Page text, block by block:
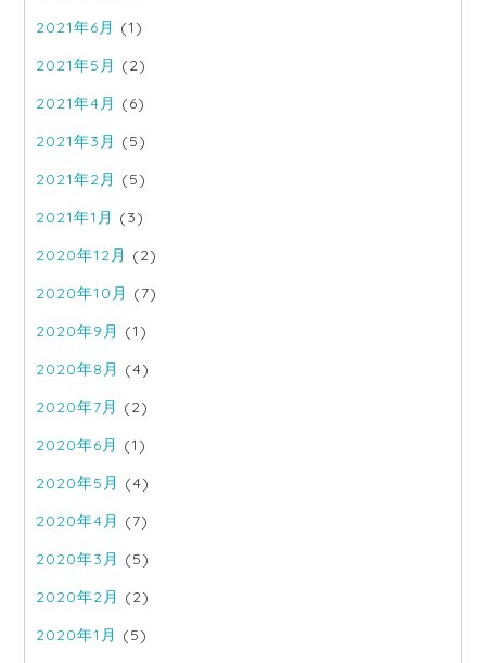
2021年6月 (1)
2021年5月 (2)
2021年4月 (6)
2021年3月 (5)
2021年2月 (5)
2021年1月 (3)
2020年12月 (2)
2020年10月 (7)
2020年9月 (1)
2020年8月 (4)
2020年7月 (2)
2020年6月 (1)
2020年5月 (4)
2020年4月 (7)
2020年3月 (5)
2020年2月 (2)
2020年1月 (5)